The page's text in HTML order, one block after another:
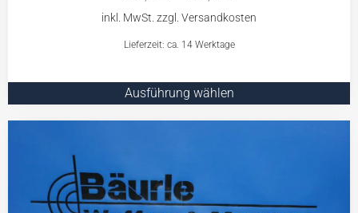
Lieferzeit: ca. 14 Werktage
Ausführung wählen